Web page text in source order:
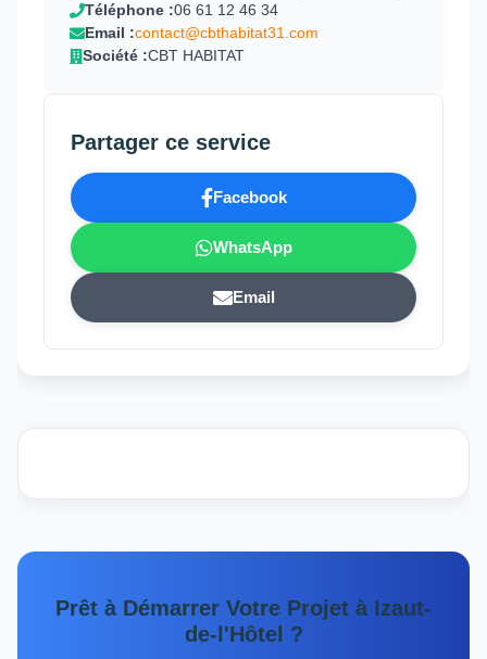
Téléphone :06 61 12 46 34
Email :contact@cbthabitat31.com
Société :CBT HABITAT
Partager ce service
Facebook
WhatsApp
Email
Prêt à Démarrer Votre Projet à Izaut-
de-l'Hôtel ?